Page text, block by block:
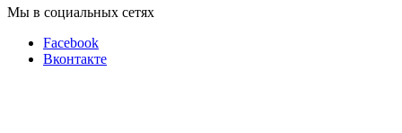
Мы в социальных сетях
Facebook
Вконтакте